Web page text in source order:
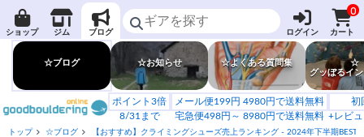
ショップ ジム ブログ ログイン
0
カート
☆ブログ ☆お知らせ ☆よくある質問集
☆
グッぼるイ
ポイント3倍
8/31まで
メール便199円 4980円で送料無料
宅急便498円～ 8980円で送料無料
初
+レビ
トップ ☆ブログ 【おすすめ】クライミングシューズ売上ランキング - 2024年下半期BEST3